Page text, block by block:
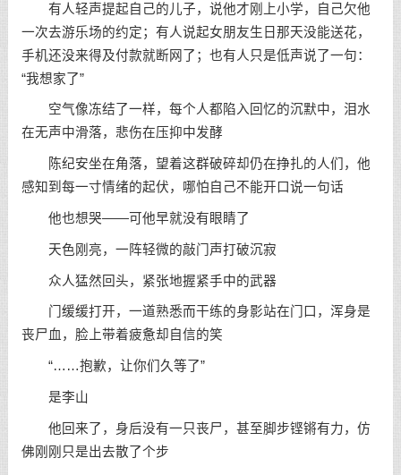
有人轻声提起自己的儿子，说他才刚上小学，自己欠他
一次去游乐场的约定；有人说起女朋友生日那天没能送花，
手机还没来得及付款就断网了；也有人只是低声说了一句：
“我想家了”
空气像冻结了一样，每个人都陷入回忆的沉默中，泪水
在无声中滑落，悲伤在压抑中发酵
陈纪安坐在角落，望着这群破碎却仍在挣扎的人们，他
感知到每一寸情绪的起伏，哪怕自己不能开口说一句话
他也想哭——可他早就没有眼睛了
天色刚亮，一阵轻微的敲门声打破沉寂
众人猛然回头，紧张地握紧手中的武器
门缓缓打开，一道熟悉而干练的身影站在门口，浑身是
丧尸血，脸上带着疲惫却自信的笑
“……抱歉，让你们久等了”
是李山
他回来了，身后没有一只丧尸，甚至脚步铿锵有力，仿
佛刚刚只是出去散了个步